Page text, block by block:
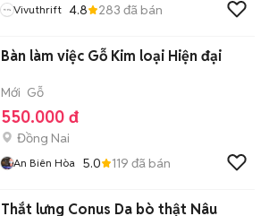
Vivuthrift 4.8 283 đã bán
Bàn làm việc Gỗ Kim loại Hiện đại
Mới Gỗ
550.000 đ
Đồng Nai
An Biên Hòa 5.0 119 đã bán
Thắt lưng Conus Da bò thật Nâu